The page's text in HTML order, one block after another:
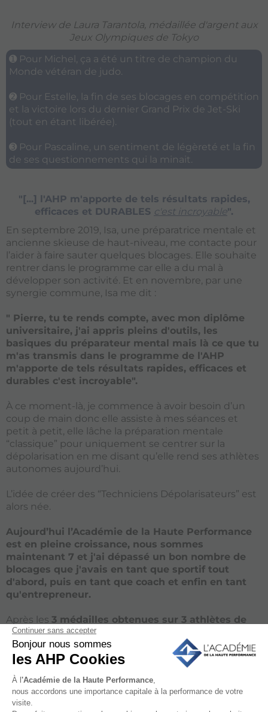
Interview de Laura Tarantola, médaillée d'argent aux
Jeux Olympiques de Tokyo
➊ Pour Michel, ça a été un titre de champion du
Monde vétéran de judo.
➋ Pour Estelle, la fin de ses blocages en compétition
et la victoire lors du dernier Grand Prix de Jet-Ski
(tout en étant libérée).
➌ Pour Pascaline, un sentiment de légèreté et la fin
de ses questionnements qui la minait.
"[...] l'AHP m'apporte de tels résultats rapides,
efficaces et DURABLES c'est incroyable".
En septembre 2019, Isa, une préparatrice mentale et
ancienne skieuse de haut-niveau, me contacte pour
l’aider à faire sauter quelques blocages. Elle souhaite
rentrer dans le programme car elle a du mal à
développer son activité. Et en novembre, par une
synergie commune, Isa me dit :
" Pierre, tu te rends compte, avec mon diplôme
universitaire, j'ai appris pleins d'outils, les
basiques du préparateur mental mais là ce que tu
m'as transmis dans le programme de l'AHP
m'apporte de tels résultats rapides, efficaces et
durables c'est incroyable".
À ce moment-là, je commence à avoir besoin d’un
coup de main donc elle assiste à mes séances et
petit à petit, elle lâche la préparation mentale
“classique” pour uniquement se centrer sur la
dépolarisation en me disant qu’elle rend ses athlètes
autonomes aujourd’hui.
L’idée de créer des “Techniciens Dépolarisateurs” est
alors née.
Aujourd’hui l’Académie de la Haute Performance
est en pleine croissance, nous sommes
maintenant 7 et j'ai dépassé un bon nombre de
blocages que j'avais en tant que sportif tout
d'abord, puis en tant que coach et enfin en tant
qu'entrepreneur.
Après les 3 médailles obtenues sur 3 athlètes de
l’AHP aux JO de Tokyo
de ramener un maximum de médailles aux JO de
Paris 2024. Et ma volonté de transmettre la
Dépolarisation est devenue encore plus grande.
J’ai donc réuni l'essentiel de ce que j’ai appris ces
dernières années, dans une seule formation.